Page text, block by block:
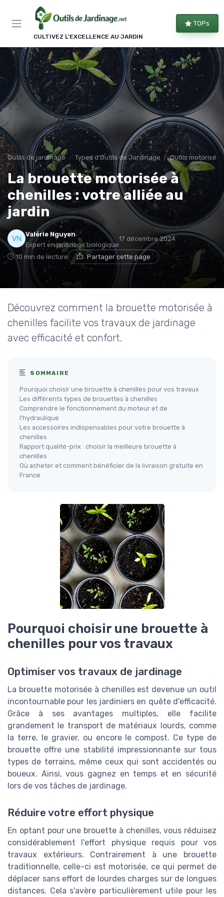
CULTIVEZ L'EXCELLENCE AU JARDIN
TOPs
Outils de jardinage Types d'Outils de Jardinage Outils motorisés
La brouette motorisée à
chenilles : votre alliée au
jardin
Valérie Nguyen
Expert en jardinage biologique
17 décembre 2024
10 min de lecture Partager cette page
Découvrez comment la brouette motorisée à
chenilles facilite vos travaux de jardinage
avec efficacité et confort.
SOMMAIRE
Pourquoi choisir une brouette à chenilles pour vos travaux
Les différents types de brouettes à chenilles
Comprendre le fonctionnement du moteur et de
l'hydraulique
Les accessoires indispensables pour votre brouette à
chenilles
Rapport qualité-prix : choisir la meilleure brouette à
chenilles
Où acheter et comment bénéficier de la livraison gratuite en
France
Pourquoi choisir une brouette à
chenilles pour vos travaux
Optimiser vos travaux de jardinage
La brouette motorisée à chenilles est devenue un outil
incontournable pour les jardiniers en quête d'efficacité.
Grâce à ses avantages multiples, elle facilite
grandement le transport de matériaux lourds, comme
la terre, le gravier, ou encore le compost. Ce type de
brouette offre une stabilité impressionnante sur tous
types de terrains, même ceux qui sont accidentés ou
boueux. Ainsi, vous gagnez en temps et en sécurité
lors de vos tâches de jardinage.
Réduire votre effort physique
En optant pour une brouette à chenilles, vous réduisez
considérablement l'effort physique requis pour vos
travaux extérieurs. Contrairement à une brouette
traditionnelle, celle-ci est motorisée, ce qui permet de
déplacer sans effort de lourdes charges sur de longues
distances. Cela s'avère particulièrement utile pour les
Panneau de gestion des cookies